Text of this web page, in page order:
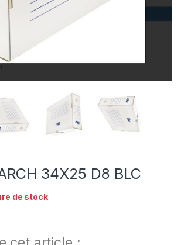
34X25 D8 BLC
de stock